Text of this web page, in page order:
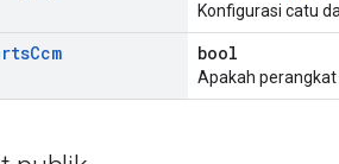
Konfigurasi catu
Ccm bool
Apakah